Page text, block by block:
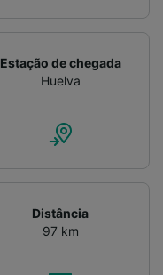
Estação de chegada
Huelva
Distância
97 km